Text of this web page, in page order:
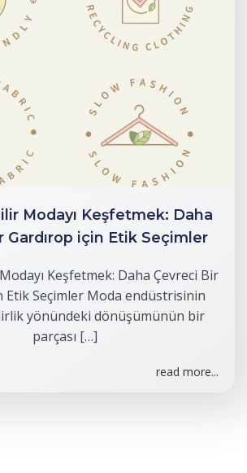
Modayı Keşfetmek: Daha
Gardırop için Etik Seçimler
Keşfetmek: Daha Çevreci Bir
Etik Seçimler Moda endüstrisinin
yönündeki dönüşümünün bir
parçası […]
read more...